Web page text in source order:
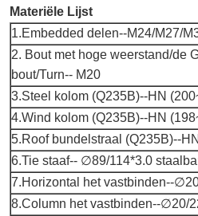
Materiële Lijst
1.Embedded delen--M24/M27/
2. Bout met hoge weerstand/de
bout/Turn-- M20
3.Steel kolom (Q235B)--HN
4.Wind kolom (Q235B)--HN
5.Roof bundelstraal (Q235B)--
6.Tie staaf-- ∅89/114*3.0
7.Horizontal het vastbinden--
8.Column het vastbinden--∅20/